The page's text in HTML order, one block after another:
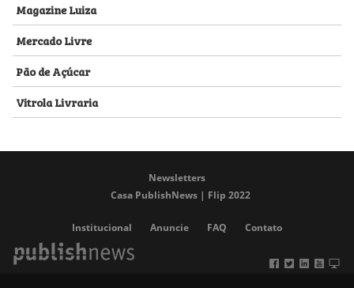
Magazine Luiza
Mercado Livre
Pão de Açúcar
Vitrola Livraria
Newsletters
Casa PublishNews | Flip 2022
Institucional Anuncie FAQ Contato